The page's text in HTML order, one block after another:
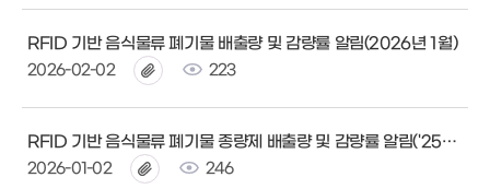
RFID 기반 음식물류 폐기물 배출량 및 감량률 알림(2026년 1월)
2026-02-02 223
RFID 기반 음식물류 폐기물 종량제 배출량 및 감량률 알림('25년 12월)
2026-01-02 246